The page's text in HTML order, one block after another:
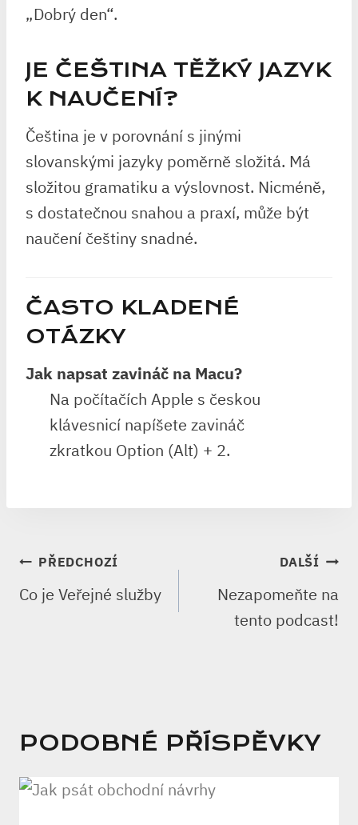
„Dobrý den“.
JE ČEŠTINA TĚŽKÝ JAZYK
K NAUČENÍ?
Čeština je v porovnání s jinými
slovanskými jazyky poměrně složitá. Má
složitou gramatiku a výslovnost. Nicméně,
s dostatečnou snahou a praxí, může být
naučení češtiny snadné.
ČASTO KLADENÉ
OTÁZKY
Jak napsat zavináč na Macu?
Na počítačích Apple s českou
klávesnicí napíšete zavináč
zkratkou Option (Alt) + 2.
NAVIGACE
PRO
PŘEDCHOZÍ
Co je Veřejné služby
DALŠÍ
Nezapomeňte na
tento podcast!
PODOBNÉ PŘÍSPĚVKY